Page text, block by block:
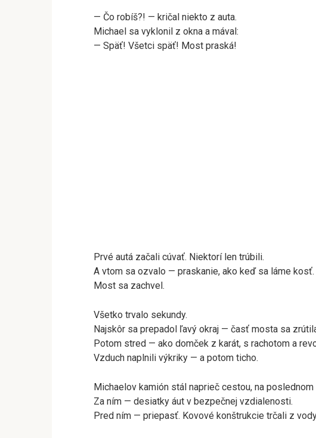
— Čo robíš?! — kričal niekto z auta.
Michael sa vyklonil z okna a mával:
— Späť! Všetci späť! Most praská!
Prvé autá začali cúvať. Niektorí len trúbili.
A vtom sa ozvalo — praskanie, ako keď sa láme kosť.
Most sa zachvel.
Všetko trvalo sekundy.
Najskôr sa prepadol ľavý okraj — časť mosta sa
Potom stred — ako domček z karát, s rachotom a
Vzduch naplnili výkriky — a potom ticho.
Michaelov kamión stál naprieč cestou, na poslednom
Za ním — desiatky áut v bezpečnej vzdialenosti.
Pred ním — priepasť. Kovové konštrukcie trčali z